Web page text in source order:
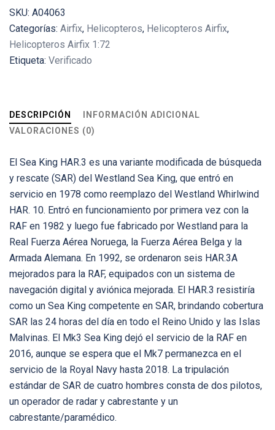
cantidad
SKU: A04063
Categorías: Airfix, Helicopteros, Helicopteros Airfix,
Helicopteros Airfix 1:72
Etiqueta: Verificado
DESCRIPCIÓN
INFORMACIÓN ADICIONAL
VALORACIONES (0)
El Sea King HAR.3 es una variante modificada de búsqueda
y rescate (SAR) del Westland Sea King, que entró en
servicio en 1978 como reemplazo del Westland Whirlwind
HAR. 10. Entró en funcionamiento por primera vez con la
RAF en 1982 y luego fue fabricado por Westland para la
Real Fuerza Aérea Noruega, la Fuerza Aérea Belga y la
Armada Alemana. En 1992, se ordenaron seis HAR.3A
mejorados para la RAF, equipados con un sistema de
navegación digital y aviónica mejorada. El HAR.3 resistiría
como un Sea King competente en SAR, brindando cobertura
SAR las 24 horas del día en todo el Reino Unido y las Islas
Malvinas. El Mk3 Sea King dejó el servicio de la RAF en
2016, aunque se espera que el Mk7 permanezca en el
servicio de la Royal Navy hasta 2018. La tripulación
estándar de SAR de cuatro hombres consta de dos pilotos,
un operador de radar y cabrestante y un
cabrestante/paramédico.